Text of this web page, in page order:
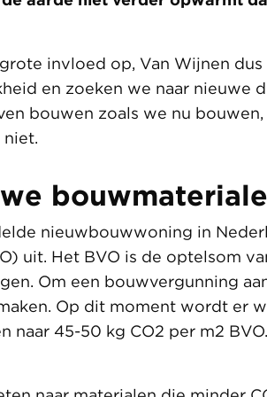
invloed op, Van Wijnen dus
en zoeken we naar nieuwe
bouwen zoals we nu bouwen,
niet.
nieuwbouwwoning in
uit. Het BVO is de optelsom
Om een bouwvergunning
Op dit moment wordt er
naar 45-50 kg CO2 per m2